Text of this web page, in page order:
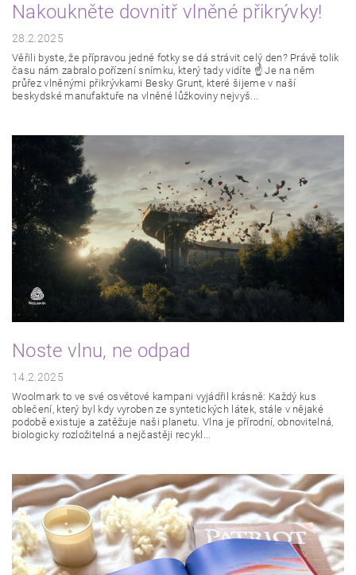
Nakoukněte dovnitř vlněné přikrývky!
28.2.2025
Věřili byste, že přípravou jedné fotky se dá strávit celý den? Právě tolik
času nám zabralo pořízení snímku, který tady vidíte ☝ Je na něm
průřez vlněnými přikrývkami Besky Grunt, které šijeme v naší
beskydské manufaktuře na vlněné lůžkoviny nejvyš...
Noste vlnu, ne odpad
14.2.2025
Woolmark to ve své osvětové kampani vyjádřil krásně: Každý kus
oblečení, který byl kdy vyroben ze syntetických látek, stále v nějaké
podobě existuje a zatěžuje naši planetu. Vlna je přírodní, obnovitelná,
biologicky rozložitelná a nejčastěji recykl...